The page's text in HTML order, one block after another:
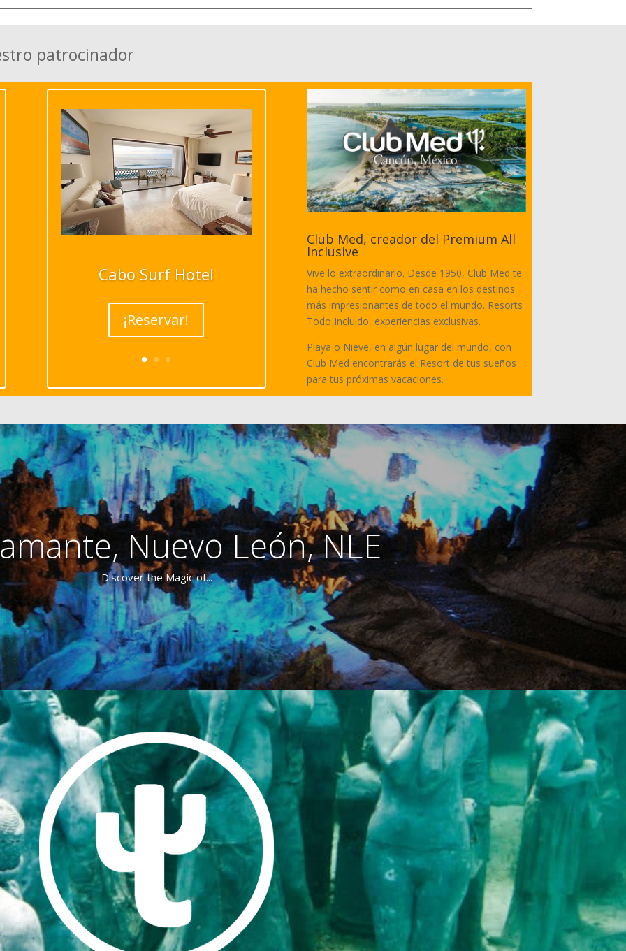
patrocinador
Cabo Surf Hotel
¡Reservar!
Club Med, creador del Premium All
Inclusive
Vive lo extraordinario. Desde 1950, Club Med te
ha hecho sentir como en casa en los destinos
más impresionantes de todo el mundo. Resorts
Todo Incluido, experiencias exclusivas.
Playa o Nieve, en algún lugar del mundo, con
Club Med encontrarás el Resort de tus sueños
para tus próximas vacaciones.
Nuevo León, NLE
Discover the Magic of...